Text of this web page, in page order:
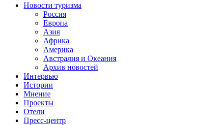
Новости туризма
Россия
Европа
Азия
Африка
Америка
Австралия и Океания
Архив новостей
Интервью
Истории
Мнение
Проекты
Отели
Пресс-центр